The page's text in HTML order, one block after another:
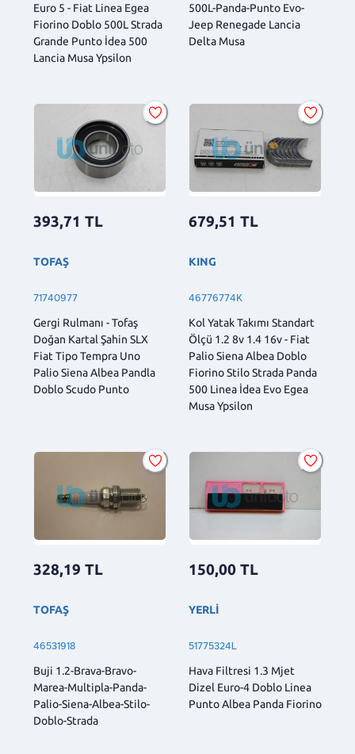
Euro 5 - Fiat Linea Egea
Fiorino Doblo 500L Strada
Grande Punto İdea 500
Lancia Musa Ypsilon
500L-Panda-Punto Evo-
Jeep Renegade Lancia
Delta Musa
393,71 TL
TOFAŞ
71740977
Gergi Rulmanı - Tofaş
Doğan Kartal Şahin SLX
Fiat Tipo Tempra Uno
Palio Siena Albea Pandla
Doblo Scudo Punto
679,51 TL
KING
46776774K
Kol Yatak Takımı Standart
Ölçü 1.2 8v 1.4 16v - Fiat
Palio Siena Albea Doblo
Fiorino Stilo Strada Panda
500 Linea İdea Evo Egea
Musa Ypsilon
328,19 TL
TOFAŞ
46531918
Buji 1.2-Brava-Bravo-
Marea-Multipla-Panda-
Palio-Siena-Albea-Stilo-
Doblo-Strada
150,00 TL
YERLİ
51775324L
Hava Filtresi 1.3 Mjet
Dizel Euro-4 Doblo Linea
Punto Albea Panda Fiorino